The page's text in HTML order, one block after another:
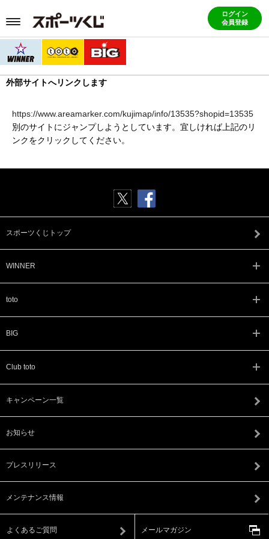
ログイン
会員登録
外部サイトへリンクします
https://www.areamarker.com/kujimap/info/13535?shopid=13535
別のサイトにジャンプしようとしています。宜しければ上記のリ
ンクをクリックしてください。
スポーツくじトップ
WINNER
toto
BIG
Club toto
キャンペーン一覧
お知らせ
プレスリリース
メンテナンス情報
よくあるご質問 メールマガジン